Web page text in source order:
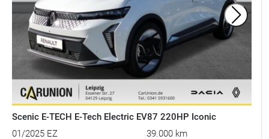
Scenic E-TECH E-Tech Electric EV87 220HP Iconic
01/2025 EZ
39.000 km